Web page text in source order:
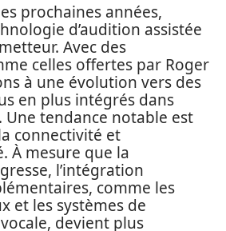
prochaines années,
d’audition assistée
Avec des
celles offertes par Roger
à une évolution vers des
en plus intégrés dans
tendance notable est
connectivité et
À mesure que la
l’intégration
comme les
et les systèmes de
devient plus